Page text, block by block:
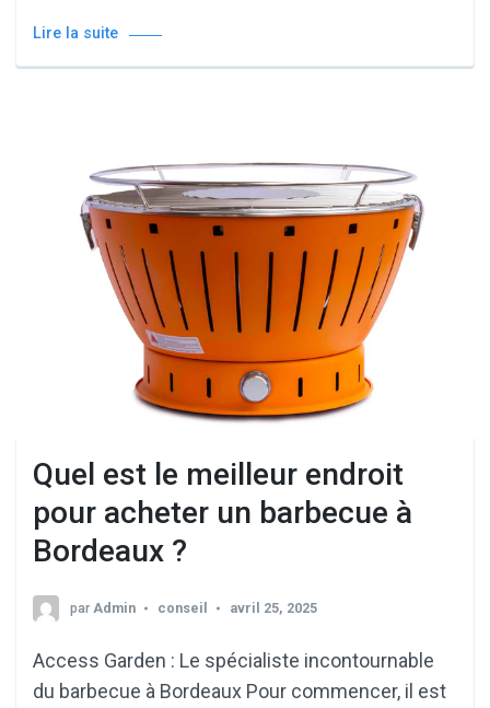
Lire la suite
Quel est le meilleur endroit
pour acheter un barbecue à
Bordeaux ?
par Admin conseil avril 25, 2025
Access Garden : Le spécialiste incontournable
du barbecue à Bordeaux Pour commencer, il est